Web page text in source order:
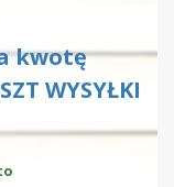
kwotę
WYSYŁKI